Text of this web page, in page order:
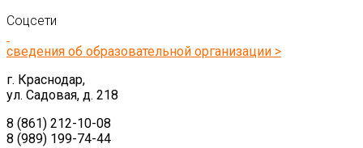
Соцсети
сведения об образовательной организации >
г. Краснодар,
ул. Садовая, д. 218
8 (861) 212-10-08
8 (989) 199-74-44